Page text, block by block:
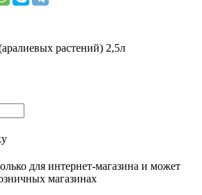
растений) 2,5л
для интернет-магазина и может
магазинах